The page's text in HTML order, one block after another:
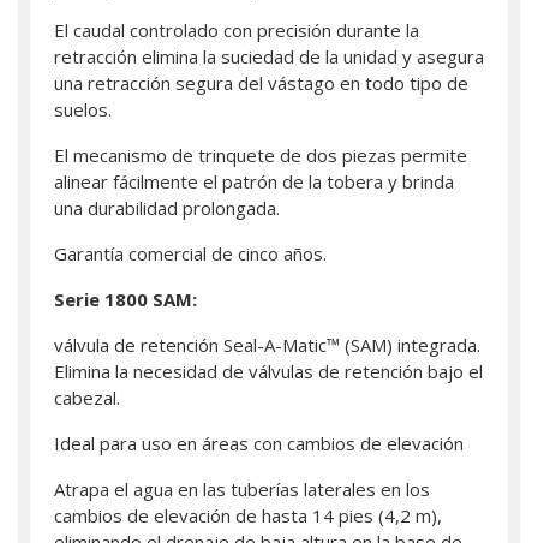
El caudal controlado con precisión durante la
retracción elimina la suciedad de la unidad y asegura
una retracción segura del vástago en todo tipo de
suelos.
El mecanismo de trinquete de dos piezas permite
alinear fácilmente el patrón de la tobera y brinda
una durabilidad prolongada.
Garantía comercial de cinco años.
Serie 1800 SAM:
válvula de retención Seal-A-Matic™ (SAM) integrada.
Elimina la necesidad de válvulas de retención bajo el
cabezal.
Ideal para uso en áreas con cambios de elevación
Atrapa el agua en las tuberías laterales en los
cambios de elevación de hasta 14 pies (4,2 m),